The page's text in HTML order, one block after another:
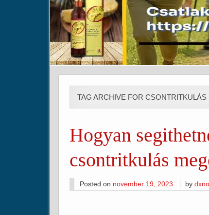
TAG ARCHIVE FOR CSONTRITKULÁS
Hogyan
csontritkulás
Posted on november 19, 2023 by